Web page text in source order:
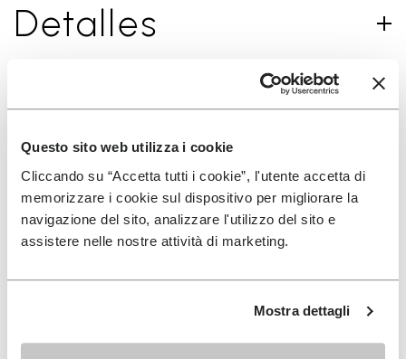
Questo sito web utilizza i cookie
Cliccando su “Accetta tutti i cookie”, l'utente accetta di
memorizzare i cookie sul dispositivo per migliorare la
navigazione del sito, analizzare l'utilizzo del sito e
assistere nelle nostre attività di marketing.
Mostra dettagli
Detalles
He leído la Política de Privacidadde Vibram y
acepto el tratamiento de mis datos personales
para recibir comunicaciones personalizadas
Para saber cómo procesamos tus datos, consulta nuestra
cualquier momento.